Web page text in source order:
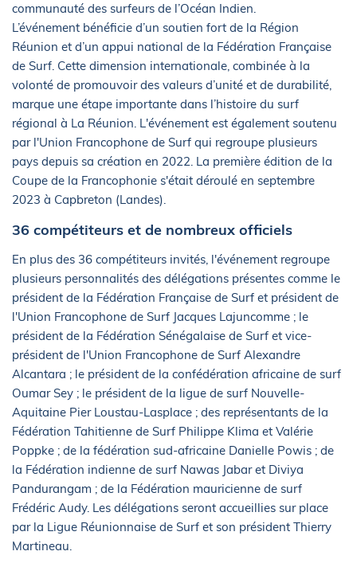
communauté des surfeurs de l’Océan Indien.
L’événement bénéficie d’un soutien fort de la Région
Réunion et d’un appui national de la Fédération Française
de Surf. Cette dimension internationale, combinée à la
volonté de promouvoir des valeurs d’unité et de durabilité,
marque une étape importante dans l’histoire du surf
régional à La Réunion. L'événement est également soutenu
par l'Union Francophone de Surf qui regroupe plusieurs
pays depuis sa création en 2022. La première édition de la
Coupe de la Francophonie s'était déroulé en septembre
2023 à Capbreton (Landes).
36 compétiteurs et de nombreux officiels
En plus des 36 compétiteurs invités, l'événement regroupe
plusieurs personnalités des délégations présentes comme le
président de la Fédération Française de Surf et président de
l'Union Francophone de Surf Jacques Lajuncomme ; le
président de la Fédération Sénégalaise de Surf et vice-
président de l'Union Francophone de Surf Alexandre
Alcantara ; le président de la confédération africaine de surf
Oumar Sey ; le président de la ligue de surf Nouvelle-
Aquitaine Pier Loustau-Lasplace ; des représentants de la
Fédération Tahitienne de Surf Philippe Klima et Valérie
Poppke ; de la fédération sud-africaine Danielle Powis ; de
la Fédération indienne de surf Nawas Jabar et Diviya
Pandurangam ; de la Fédération mauricienne de surf
Frédéric Audy. Les délégations seront accueillies sur place
par la Ligue Réunionnaise de Surf et son président Thierry
Martineau.